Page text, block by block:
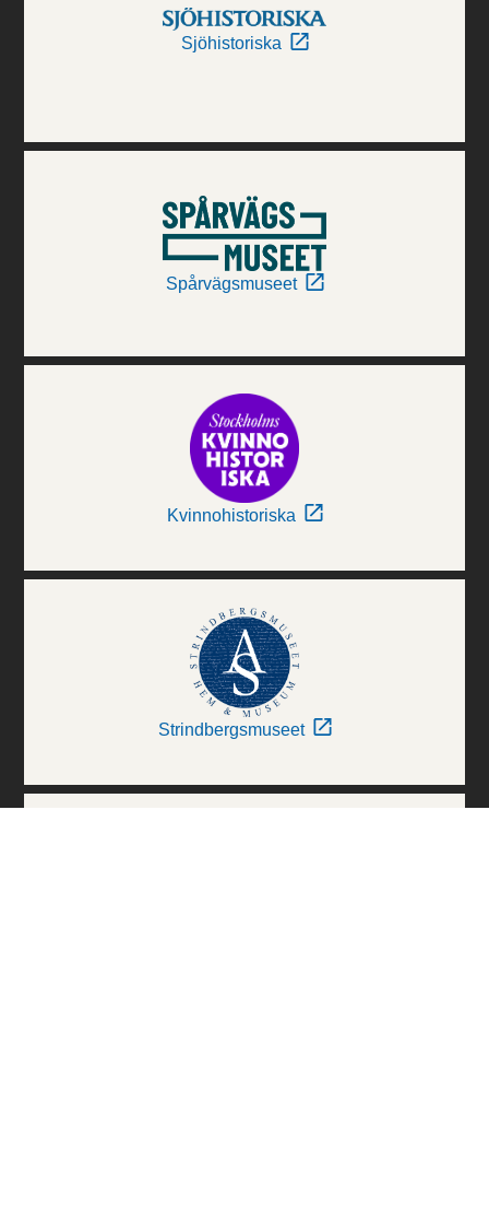
Sjöhistoriska
Spårvägsmuseet
Kvinnohistoriska
Strindbergsmuseet